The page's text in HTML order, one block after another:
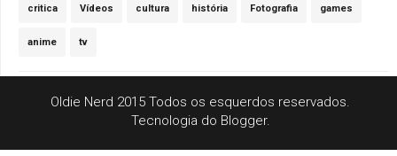
critica Vídeos cultura história Fotografia games
anime tv
Oldie Nerd 2015 Todos os esquerdos reservados.
Tecnologia do Blogger.